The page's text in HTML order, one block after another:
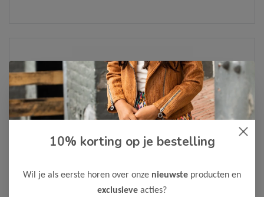
Over ons
Lees meer
Als je een klacht hebt of een vraag, vul dan alsjeblieft het
Whatsapp. We zullen je bericht zo snel mogelijk
10% korting op je bestelling
Wil je als eerste horen over onze nieuwste producten en
exclusieve acties?